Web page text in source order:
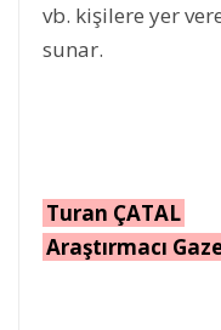
vb. kişilere yer
sunar.
Turan ÇATAL
Araştırmacı